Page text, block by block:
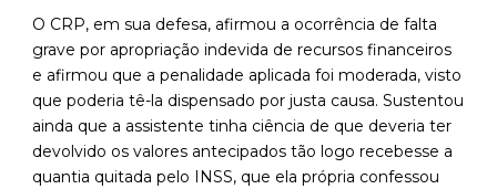
O CRP, em sua defesa, afirmou a ocorrência de falta
grave por apropriação indevida de recursos financeiros
e afirmou que a penalidade aplicada foi moderada, visto
que poderia tê-la dispensado por justa causa. Sustentou
ainda que a assistente tinha ciência de que deveria ter
devolvido os valores antecipados tão logo recebesse a
quantia quitada pelo INSS, que ela própria confessou